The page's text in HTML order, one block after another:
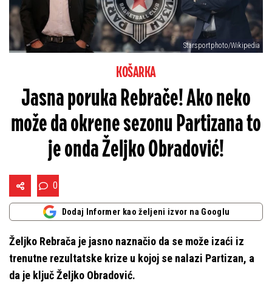
Starsportphoto/Wikipedia
KOŠARKA
Jasna poruka Rebrače! Ako neko
može da okrene sezonu Partizana to
je onda Željko Obradović!
0
Dodaj Informer kao željeni izvor na Googlu
Željko Rebrača je jasno naznačio da se može izaći iz
trenutne rezultatske krize u kojoj se nalazi Partizan, a
da je ključ Željko Obradović.